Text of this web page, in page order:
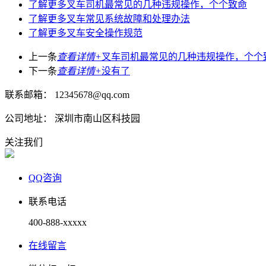
了解更多叉车司机最常见的几种违规操作，个个致命
了解更多叉车常见系统故障和处理办法
了解更多叉车安全操作规范
上一条查看详情+叉车司机最常见的几种违规操作，个个
下一条查看详情+没有了
联系邮箱： 12345678@qq.com
公司地址： 深圳市南山区科技园
关注我们
QQ咨询
联系电话
400-888-xxxxx
在线留言